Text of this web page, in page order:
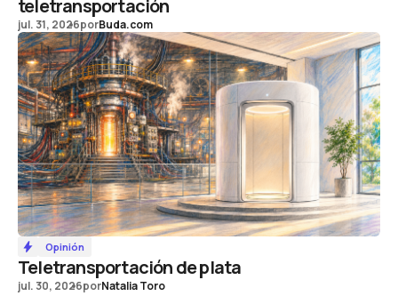
teletransportación
jul. 31, 2026porBuda.com
Opinión
Teletransportación de plata
jul. 30, 2026porNatalia Toro